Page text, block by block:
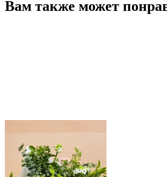
Вам также может